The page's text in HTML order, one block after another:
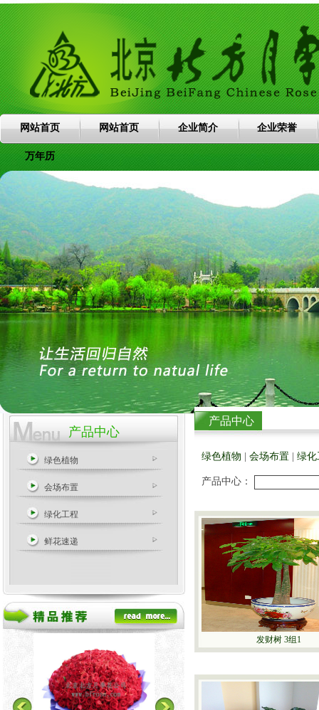
网站首页 网站首页 企业简介 企业荣誉
万年历
产品中心
绿色植物
会场布置
绿化工程
鲜花速递
产品中心
绿色植物 会场布置 绿化
产品中心：
发财树 3组1